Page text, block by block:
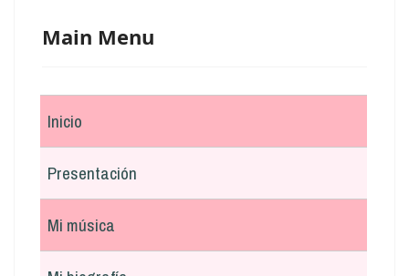
Main Menu
Inicio
Presentación
Mi música